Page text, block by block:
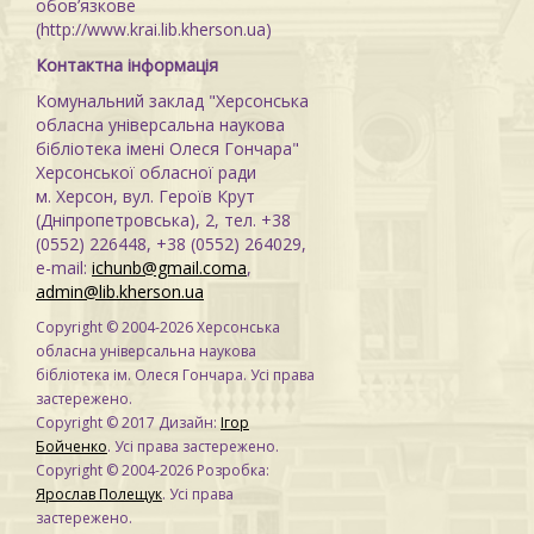
обов’язкове
(http://www.krai.lib.kherson.ua)
Контактна інформація
Комунальний заклад "Херсонська
обласна універсальна наукова
бібліотека імені Олеся Гончара"
Херсонської обласної ради
м. Херсон, вул. Героїв Крут
(Дніпропетровська), 2, тел. +38
(0552) 226448, +38 (0552) 264029,
e-mail: ichunb@gmail.coma,
admin@lib.kherson.ua
Copyright © 2004-2026 Херсонська
обласна універсальна наукова
бібліотека ім. Олеся Гончара. Усі права
застережено.
Copyright © 2017 Дизайн: Ігор
Бойченко. Усі права застережено.
Copyright © 2004-2026 Розробка:
Ярослав Полещук. Усі права
застережено.